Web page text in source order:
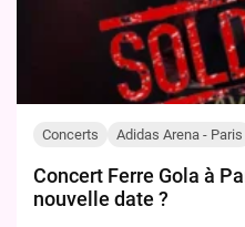
Concerts Adidas Arena - Paris
Concert Ferre Gola à
nouvelle date ?